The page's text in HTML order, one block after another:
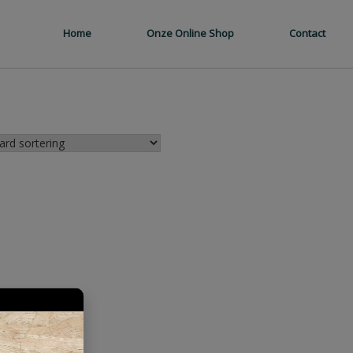
Home Onze Online Shop Contact